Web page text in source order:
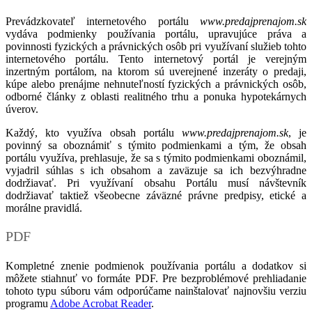
Prevádzkovateľ internetového portálu www.predajprenajom.sk
vydáva podmienky používania portálu, upravujúce práva a
povinnosti fyzických a právnických osôb pri využívaní služieb tohto
internetového portálu. Tento internetový portál je verejným
inzertným portálom, na ktorom sú uverejnené inzeráty o predaji,
kúpe alebo prenájme nehnuteľností fyzických a právnických osôb,
odborné články z oblasti realitného trhu a ponuka hypotekárnych
úverov.
Každý, kto využíva obsah portálu www.predajprenajom.sk, je
povinný sa oboznámiť s týmito podmienkami a tým, že obsah
portálu využíva, prehlasuje, že sa s týmito podmienkami oboznámil,
vyjadril súhlas s ich obsahom a zaväzuje sa ich bezvýhradne
dodržiavať. Pri využívaní obsahu Portálu musí návštevník
dodržiavať taktiež všeobecne záväzné právne predpisy, etické a
morálne pravidlá.
PDF
Kompletné znenie podmienok používania portálu a dodatkov si
môžete stiahnuť vo formáte PDF. Pre bezproblémové prehliadanie
tohoto typu súboru vám odporúčame nainštalovať najnovšiu verziu
programu Adobe Acrobat Reader.